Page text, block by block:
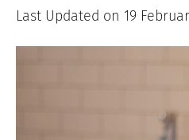
Last Updated on 19